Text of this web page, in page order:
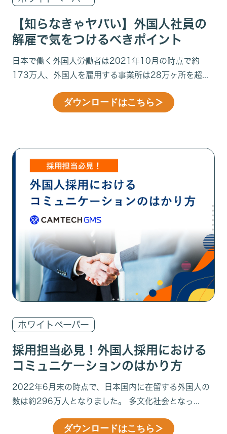
【知らなきゃヤバい】外国人社員の
解雇で気をつけるべきポイント
日本で働く外国人労働者は2021年10月の時点で約
173万人、外国人を雇用する事業所は28万ヶ所を超...
ダウンロードはこちら ＞
ホワイトペーパー
採用担当必見！外国人採用における
コミュニケーションのはかり方
2022年6月末の時点で、日本国内に在留する外国人の
数は約296万人となりました。 多文化社会となっ...
ダウンロードはこちら ＞